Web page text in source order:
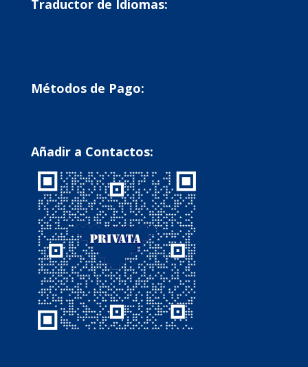
Traductor de Idiomas:
Métodos de Pago:
Añadir a Contactos: